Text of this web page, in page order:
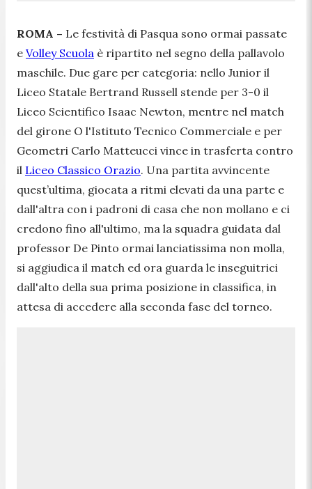
ROMA – Le festività di Pasqua sono ormai passate
e Volley Scuola è ripartito nel segno della pallavolo
maschile. Due gare per categoria: nello Junior il
Liceo Statale Bertrand Russell stende per 3-0 il
Liceo Scientifico Isaac Newton, mentre nel match
del girone O l'Istituto Tecnico Commerciale e per
Geometri Carlo Matteucci vince in trasferta contro
il Liceo Classico Orazio. Una partita avvincente
quest’ultima, giocata a ritmi elevati da una parte e
dall'altra con i padroni di casa che non mollano e ci
credono fino all'ultimo, ma la squadra guidata dal
professor De Pinto ormai lanciatissima non molla,
si aggiudica il match ed ora guarda le inseguitrici
dall'alto della sua prima posizione in classifica, in
attesa di accedere alla seconda fase del torneo.